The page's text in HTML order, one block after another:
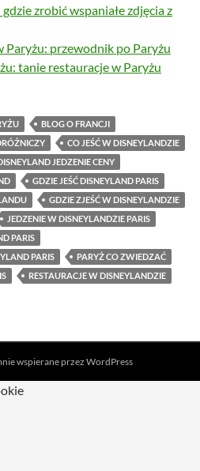
zrobić wspaniałe zdjęcia z
Paryżu: przewodnik po Paryżu
tanie restauracje w Paryżu
BLOG O FRANCJI
CO JEŚĆ W DISNEYLANDZIE
JEDZENIE CENY
GDZIE JEŚĆ DISNEYLAND PARIS
GDZIE ZJEŚĆ W DISNEYLANDZIE
JEDZENIE W DISNEYLANDZIE PARIS
PARIS
PARIS
PARYŻ CO ZWIEDZAĆ
RESTAURACJE W DISNEYLANDZIE
wspierane przez WordPress